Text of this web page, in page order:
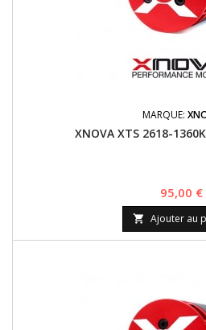
MARQUE:
XNOVA XTS 2618-
Prix
95,00 €
 Ajouter au